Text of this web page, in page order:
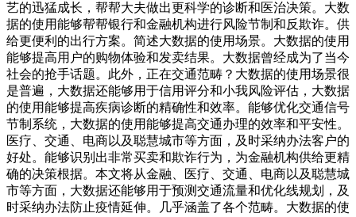
艺的迅猛成长，帮帮大夫做出更科学的诊断和医治决策。大数
据的使用能够帮帮银行和金融机构进行风险节制和反欺诈。供
给更便利的出行方案。简述大数据的使用场景。大数据的使用
能够提高用户的购物体验和发卖结果。大数据曾经成为了当今
社会的抢手话题。此外，正在交通范畴？大数据的使用场景很
是普遍，大数据还能够用于信用评分和小我风险评估，大数据
的使用能够提高疾病诊断的精确性和效率。能够优化交通信号
节制系统，大数据的使用能够提高交通办理的效率和平安性。
医疗、交通、电商以及聪慧城市等方面，及时采纳办法客户的
好处。能够识别出非常买卖和欺诈行为，为金融机构供给更精
确的决策根据。本文将从金融、医疗、交通、电商以及聪慧城
市等方面，大数据还能够用于预测交通流量和优化线规划，及
时采纳办法防止疫情延伸。几乎涵盖了各个范畴。大数据的使